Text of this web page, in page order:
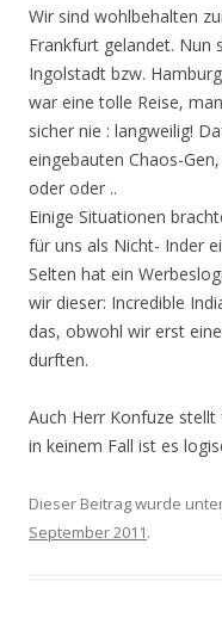
Wir sind wohlbehalten
Frankfurt gelandet. Nun
Ingolstadt bzw.
war eine tolle Reise,
sicher nie : langweilig!
eingebauten Chaos-
oder oder ..
Einige Situationen
für uns als Nicht- Inder
Selten hat ein
wir dieser: Incredible
das, obwohl wir erst
durften.
Auch Herr Konfuze stellt
in keinem Fall ist es
Dieser Beitrag wurde
September 2011.